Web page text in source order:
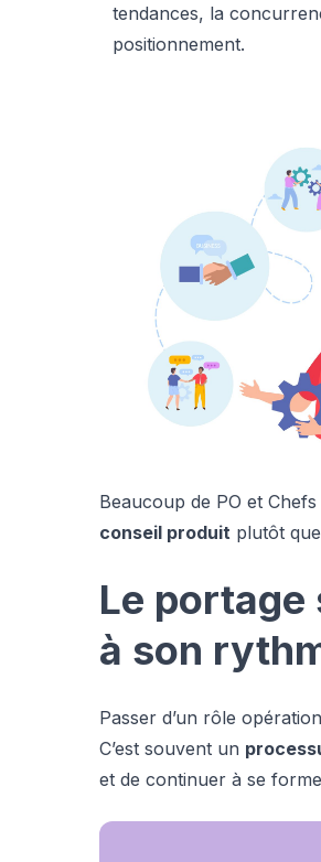
tendances, la
positionnement.
Beaucoup de PO et
conseil produit plutôt
Le portage
à son
Passer d’un rôle
C’est souvent un
et de continuer à se